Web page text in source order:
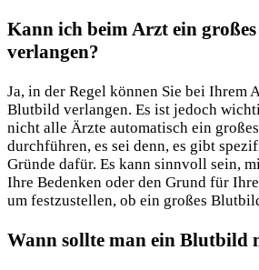
Kann ich beim Arzt ein
verlangen?
Ja, in der Regel können Sie bei Ihrem
Blutbild verlangen. Es ist jedoch
nicht alle Ärzte automatisch ein
durchführen, es sei denn, es gibt
Gründe dafür. Es kann sinnvoll sein,
Ihre Bedenken oder den Grund für
um festzustellen, ob ein großes
Wann sollte man ein Blutbild